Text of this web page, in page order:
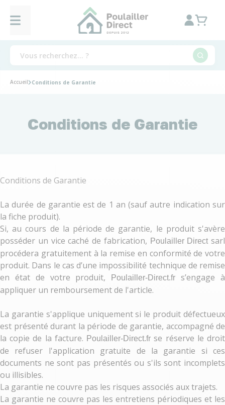
Accueil Conditions de Garantie
Conditions de Garantie
Conditions de Garantie
La durée de garantie est de 1 an (sauf autre indication sur
la fiche produit).
Si, au cours de la période de garantie, le produit s'avère
posséder un vice caché de fabrication, Poulailler Directsarl
procédera gratuitement à la remise en conformité de votre
produit. Dans le cas d’une impossibilité technique de remise
en état de votre produit,
Poulailler-Direct.fr
s’engage à
appliquer un remboursement de l'article.
La garantie s'applique uniquement si le produit défectueux
est présenté durant la période de garantie, accompagné de
la copie de la facture. Poulailler-Direct.fr se réserve le droit
de refuser l'application gratuite de la garantie si ces
documents ne sont pas présentés ou s'ils sont incomplets
ou illisibles.
La garantie ne couvre pas les risques associés aux trajets.
La garantie ne couvre pas les entretiens périodiques et les